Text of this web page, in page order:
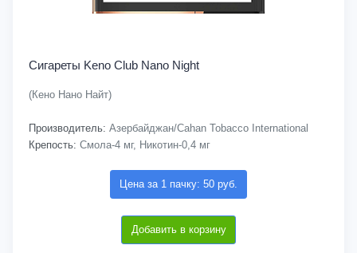
Сигареты Keno Club Nano Night
(Кено Нано Найт)
Производитель: Азербайджан/Cahan Tobacco International
Крепость: Смола-4 мг, Никотин-0,4 мг
Цена за 1 пачку: 50 руб.
Добавить в корзину